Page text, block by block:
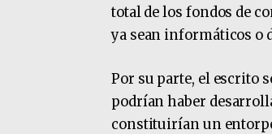
total de los fondos de
ya sean informáticos o
Por su parte, el escrito
podrían haber
constituirían un